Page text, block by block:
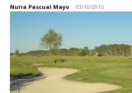
Nuria Pascual Mayo - 03/10/2015